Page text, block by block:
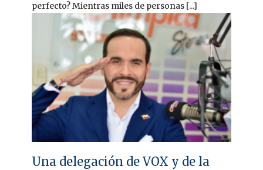
perfecto? Mientras miles de personas [...]
Una delegación de VOX y de la